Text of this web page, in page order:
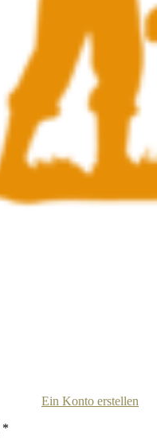
Ein Konto erstellen
*